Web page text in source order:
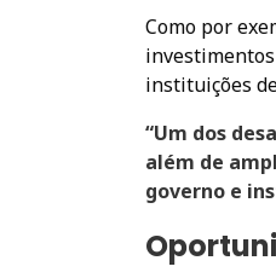
Como por
instituições
“Um dos
além de
governo e